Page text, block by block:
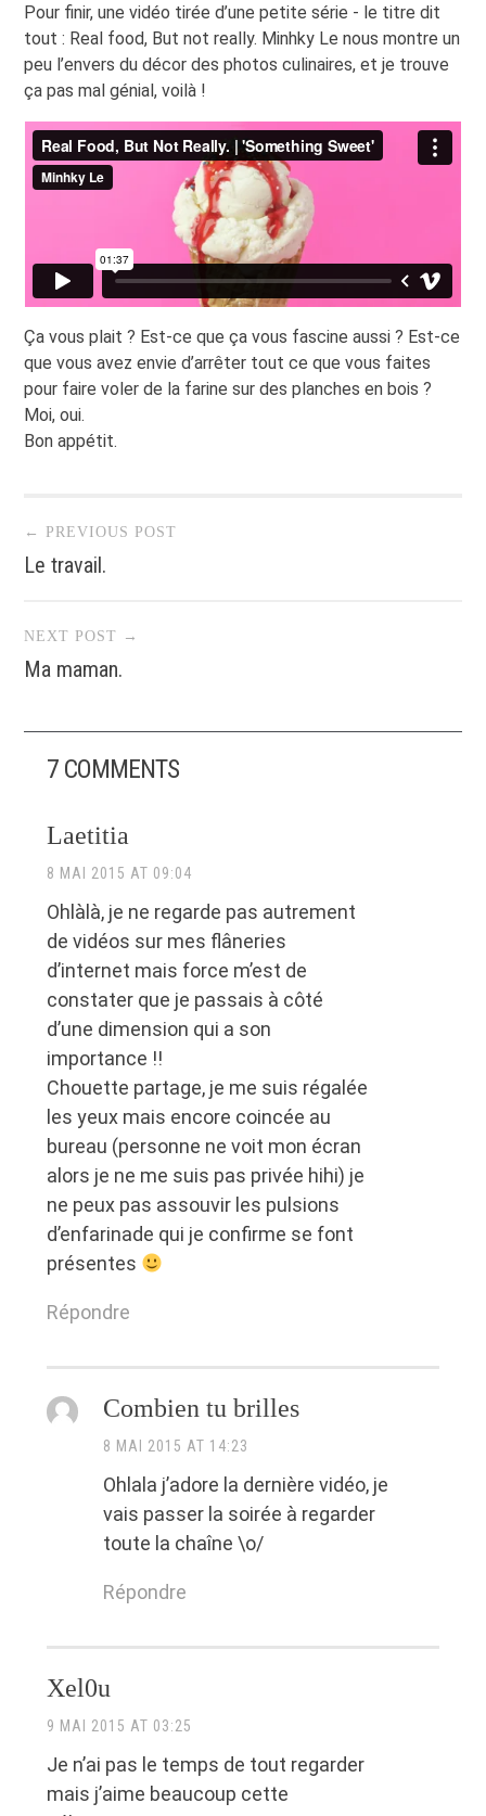
Pour finir, une vidéo tirée d’une petite série - le titre dit
tout : Real food, But not really. Minhky Le nous montre un
peu l’envers du décor des photos culinaires, et je trouve
ça pas mal génial, voilà !
Ça vous plait ? Est-ce que ça vous fascine aussi ? Est-ce
que vous avez envie d’arrêter tout ce que vous faites
pour faire voler de la farine sur des planches en bois ?
Moi, oui.
Bon appétit.
Post navigation
← PREVIOUS POST
Le travail.
NEXT POST →
Ma maman.
7 COMMENTS
Laetitia
8 MAI 2015 AT 09:04
Ohlàlà, je ne regarde pas autrement
de vidéos sur mes flâneries
d’internet mais force m’est de
constater que je passais à côté
d’une dimension qui a son
importance !!
Chouette partage, je me suis régalée
les yeux mais encore coincée au
bureau (personne ne voit mon écran
alors je ne me suis pas privée hihi) je
ne peux pas assouvir les pulsions
d’enfarinade qui je confirme se font
présentes
Répondre
Combien tu brilles
8 MAI 2015 AT 14:23
Ohlala j’adore la dernière vidéo, je
vais passer la soirée à regarder
toute la chaîne \o/
Répondre
Xel0u
9 MAI 2015 AT 03:25
Je n’ai pas le temps de tout regarder
mais j’aime beaucoup cette